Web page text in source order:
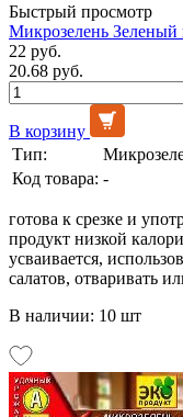
Быстрый просмотр
Микрозелень Зеленый
22 руб.
20.68 руб.
В корзину
Тип:
Код товара: -
готова к срезке и
продукт низкой
усваивается,
салатов, отваривать
В наличии: 10 шт